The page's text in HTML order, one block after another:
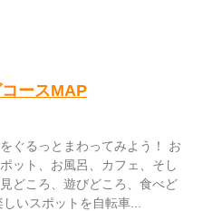
ースMAP
ぐるっとまわってみよう！ お
ット、お風呂、カフェ、そし
どころ、遊びどころ、食べど
いスポットを自転車...